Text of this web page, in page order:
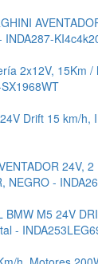
INDA287-
2x12V, 15Km /
Drift 15 km/h,
24V,
NEGRO -
BMW M5 24V
-